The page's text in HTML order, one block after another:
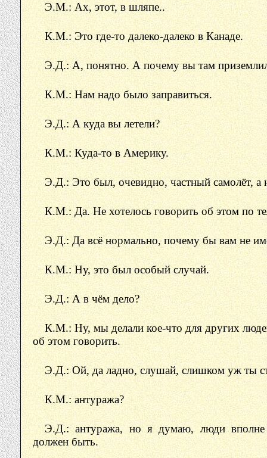
Э.М.: Ах, этот, в шляпе..
К.М.: Это где-то далеко-далеко в Канаде.
Э.Д.: А, понятно. А почему вы там
К.М.: Нам надо было заправиться.
Э.Д.: А куда вы летели?
К.М.: Куда-то в Америку.
Э.Д.: Это был, очевидно, частный самолёт, а
К.М.: Да. Не хотелось говорить об этом по
Э.Д.: Да всё нормально, почему бы вам не
К.М.: Ну, это был особый случай.
Э.Д.: А в чём дело?
К.М.: Ну, мы делали кое-что для других
об этом говорить.
Э.Д.: Ой, да ладно, слушай, слишком уж ты
К.М.: антуража?
Э.Д.: антуража, но я думаю, люди
должен быть.